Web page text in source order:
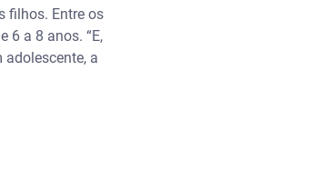
filhos. Entre os
6 a 8 anos. “E,
a